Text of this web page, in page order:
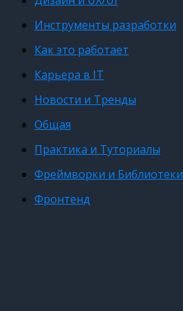
Инструменты разработки
Как это работает
Карьера в IT
Новости и Тренды
Общая
Практика и Туториалы
Фреймворки и Библиотеки
Фронтенд